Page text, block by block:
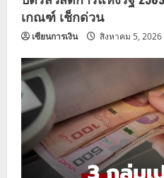
เกณฑ์ เช็กด่วน
เซียนการเงิน สิงหาคม 5, 2026